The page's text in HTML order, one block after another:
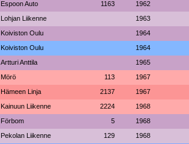
Espoon Auto 1163 1962
Lohjan Liikenne 1963
Koiviston Oulu 1964
Koiviston Oulu 1964
Artturi Anttila 1965
Mörö 113 1967
Hämeen Linja 2137 1967
Kainuun Liikenne 2224 1968
Förbom 5 1968
Pekolan Liikenne 129 1968